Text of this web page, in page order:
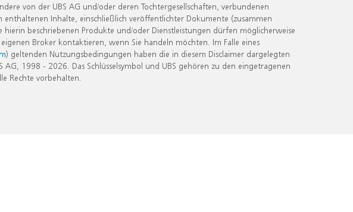
von der UBS AG und/oder deren Tochtergesellschaften, verbundenen
Inhalte, einschließlich veröffentlichter Dokumente (zusammen
beschriebenen Produkte und/oder Dienstleistungen dürfen möglicherweise
Broker kontaktieren, wenn Sie handeln möchten. Im Falle eines
) geltenden Nutzungsbedingungen haben die in diesem Disclaimer dargelegten
1998 - 2026. Das Schlüsselsymbol und UBS gehören zu den eingetragenen
Rechte vorbehalten.